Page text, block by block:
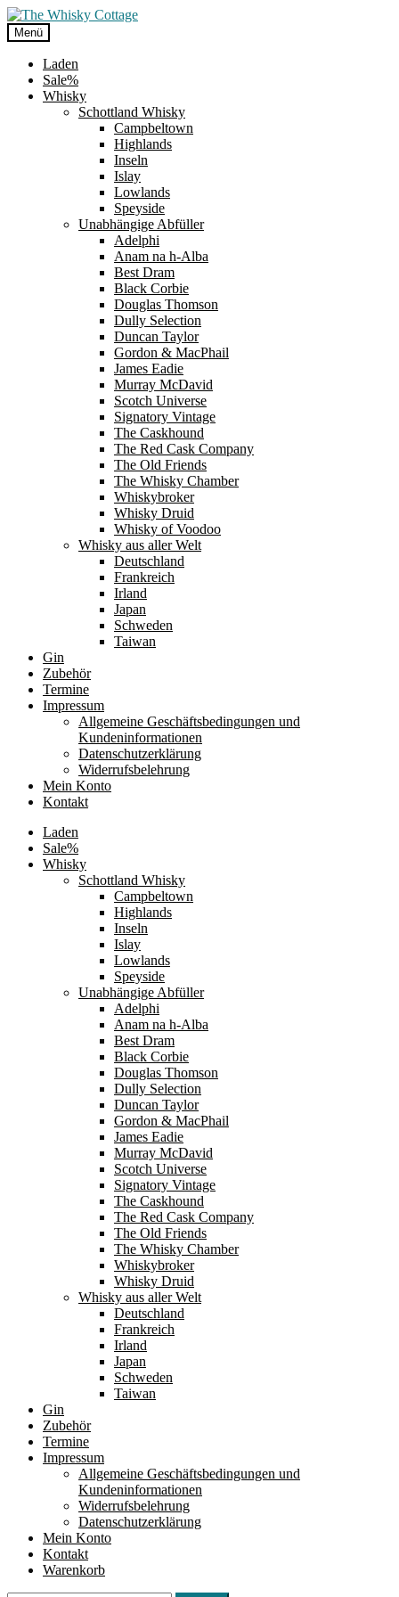
Zur
Navigation
springen
Zum
Inhalt
springen
Menü
Laden
Sale%
Whisky
Schottland Whisky
Campbeltown
Highlands
Inseln
Islay
Lowlands
Speyside
Unabhängige Abfüller
Adelphi
Anam na h-Alba
Best Dram
Black Corbie
Douglas Thomson
Dully Selection
Duncan Taylor
Gordon & MacPhail
James Eadie
Murray McDavid
Scotch Universe
Signatory Vintage
The Caskhound
The Red Cask Company
The Old Friends
The Whisky Chamber
Whiskybroker
Whisky Druid
Whisky of Voodoo
Whisky aus aller Welt
Deutschland
Frankreich
Irland
Japan
Schweden
Taiwan
Gin
Zubehör
Termine
Impressum
Allgemeine Geschäftsbedingungen und
Kundeninformationen
Datenschutzerklärung
Widerrufsbelehrung
Mein Konto
Kontakt
Laden
Sale%
Whisky
Schottland Whisky
Campbeltown
Highlands
Inseln
Islay
Lowlands
Speyside
Unabhängige Abfüller
Adelphi
Anam na h-Alba
Best Dram
Black Corbie
Douglas Thomson
Dully Selection
Duncan Taylor
Gordon & MacPhail
James Eadie
Murray McDavid
Scotch Universe
Signatory Vintage
The Caskhound
The Red Cask Company
The Old Friends
The Whisky Chamber
Whiskybroker
Whisky Druid
Whisky aus aller Welt
Deutschland
Frankreich
Irland
Japan
Schweden
Taiwan
Gin
Zubehör
Termine
Impressum
Allgemeine Geschäftsbedingungen und
Kundeninformationen
Widerrufsbelehrung
Datenschutzerklärung
Mein Konto
Kontakt
Warenkorb